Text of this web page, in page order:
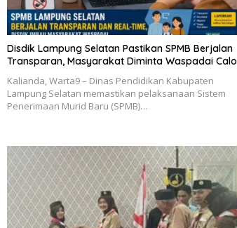
Disdik Lampung Selatan Pastikan SPMB Berjalan
Transparan, Masyarakat Diminta Waspadai Calo
Kalianda, Warta9 – Dinas Pendidikan Kabupaten
Lampung Selatan memastikan pelaksanaan Sistem
Penerimaan Murid Baru (SPMB)…